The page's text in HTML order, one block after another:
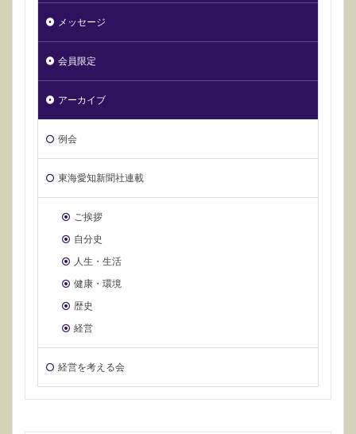
メッセージ
会員限定
アーカイブ
例会
東海愛知新聞社連載
ご挨拶
自分史
人生・生活
健康・環境
歴史
経営
経営を考える会